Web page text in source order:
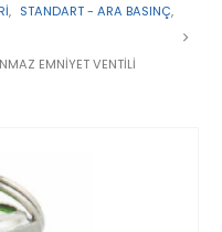
, STANDART - ARA BASINÇ,
EMNIYET VENTILI